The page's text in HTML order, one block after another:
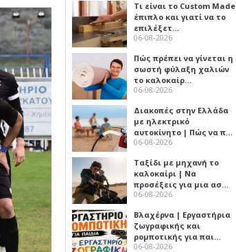
Τι είναι το Custom Made
έπιπλο και γιατί να το
επιλέξετ…
06-08-2026
Πώς πρέπει να γίνεται η
σωστή φύλαξη χαλιών
το καλοκαίρ…
06-08-2026
Διακοπές στην Ελλάδα
με ηλεκτρικό
αυτοκίνητο | Πώς να π…
06-08-2026
Ταξίδι με μηχανή το
καλοκαίρι | Να
προσέξεις για μια ασ…
06-08-2026
Βλαχέρνα | Εργαστήρια
ζωγραφικής και
ρομποτικής για παι…
06-08-2026